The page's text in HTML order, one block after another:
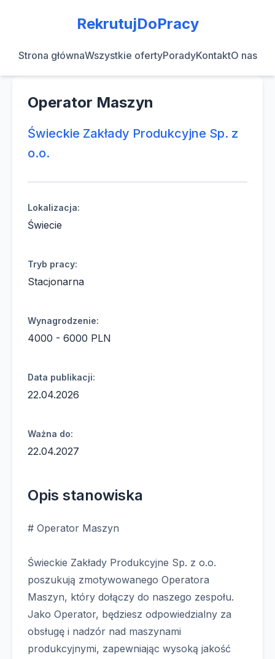
RekrutujDoPracy
Strona głównaWszystkie ofertyPoradyKontaktO nas
Operator Maszyn
Świeckie Zakłady Produkcyjne Sp. z
o.o.
Lokalizacja:
Świecie
Tryb pracy:
Stacjonarna
Wynagrodzenie:
4000 - 6000 PLN
Data publikacji:
22.04.2026
Ważna do:
22.04.2027
Opis stanowiska
# Operator Maszyn
Świeckie Zakłady Produkcyjne Sp. z o.o.
poszukują zmotywowanego Operatora
Maszyn, który dołączy do naszego zespołu.
Jako Operator, będziesz odpowiedzialny za
obsługę i nadzór nad maszynami
produkcyjnymi, zapewniając wysoką jakość